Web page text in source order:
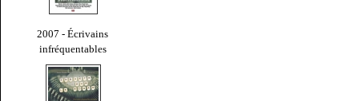
2007 - Écrivains
infréquentables